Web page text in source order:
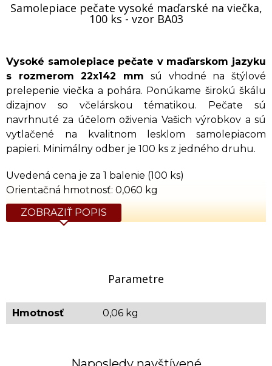
Samolepiace pečate vysoké maďarské na viečka,
100 ks - vzor BA03
Vysoké samolepiace pečate v maďarskom jazyku
s rozmerom 22x142 mm sú vhodné na štýlové
prelepenie viečka a pohára. Ponúkame širokú škálu
dizajnov so včelárskou tématikou. Pečate sú
navrhnuté za účelom oživenia Vašich výrobkov a sú
vytlačené na kvalitnom lesklom samolepiacom
papieri. Minimálny odber je 100 ks z jedného druhu.
Uvedená cena je za 1 balenie (100 ks)
Orientačná hmotnosť: 0,060 kg
ZOBRAZIŤ POPIS
Parametre
Hmotnosť 0,06 kg